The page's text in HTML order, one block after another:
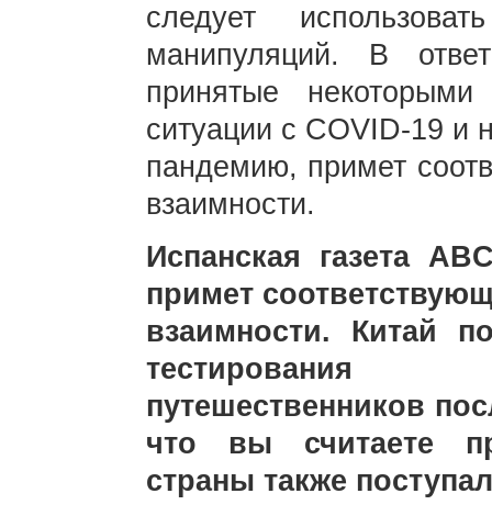
следует
манипуляций. В
принятые
ситуации с COVID-19 и
пандемию, примет
взаимности.
Испанская газета
примет
взаимности. Китай
путешественников
что вы считаете
страны также